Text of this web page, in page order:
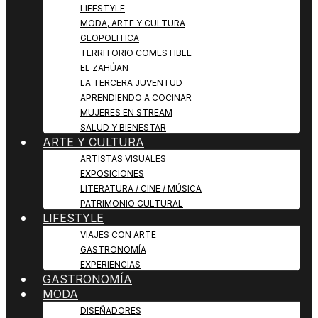
LIFESTYLE
MODA, ARTE Y CULTURA
GEOPOLITICA
TERRITORIO COMESTIBLE
EL ZAHÚAN
LA TERCERA JUVENTUD
APRENDIENDO A COCINAR
MUJERES EN STREAM
SALUD Y BIENESTAR
ARTE Y CULTURA
ARTISTAS VISUALES
EXPOSICIONES
LITERATURA / CINE / MÚSICA
PATRIMONIO CULTURAL
LIFESTYLE
VIAJES CON ARTE
GASTRONOMÍA
EXPERIENCIAS
GASTRONOMÍA
MODA
DISEÑADORES